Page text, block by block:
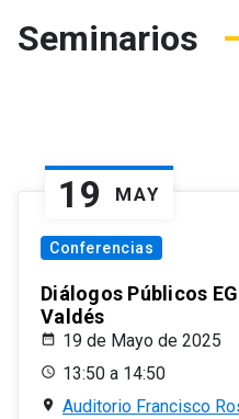
Seminarios
19 MAY
Conferencias
Diálogos Públicos
Valdés
19 de Mayo de 2025
13:50 a 14:50
Auditorio Francisco